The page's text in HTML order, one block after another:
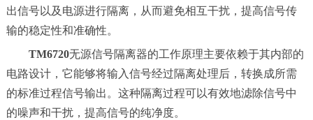
出信号以及电源进行隔离，从而避免相互干扰，提高信号传
输的稳定性和准确性。
TM6720无源信号隔离器的工作原理主要依赖于其内部的
电路设计，它能够将输入信号经过隔离处理后，转换成所需
的标准过程信号输出。这种隔离过程可以有效地滤除信号中
的噪声和干扰，提高信号的纯净度。